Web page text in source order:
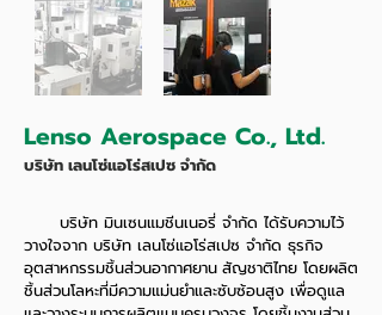
Lenso Aerospace Co., Ltd.
บริษัท เลนโซ่แอโร่สเปซ จำกัด
บริษัท มินเซนแมชีนเนอรี่ จำกัด ได้รับความไว้
วางใจจาก บริษัท เลนโซ่แอโร่สเปซ จำกัด ธุรกิจ
อุตสาหกรรมชิ้นส่วนอากาศยาน สัญชาติไทย โดยผลิต
ชิ้นส่วนโลหะที่มีความแม่นยำและซับซ้อนสูง เพื่อดูแล